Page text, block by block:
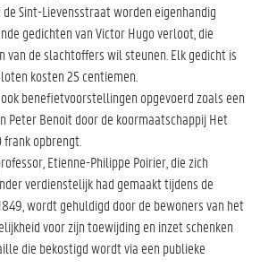
de Sint-Lievensstraat worden eigenhandig
gedichten van Victor Hugo verloot, die
van de slachtoffers wil steunen. Elk gedicht is
kosten 25 centiemen.
benefietvoorstellingen opgevoerd zoals een
Peter Benoit door de koormaatschappij Het
frank opbrengt.
Etienne-Philippe Poirier, die zich
verdienstelijk had gemaakt tijdens de
wordt gehuldigd door de bewoners van het
voor zijn toewijding en inzet schenken
die bekostigd wordt via een publieke